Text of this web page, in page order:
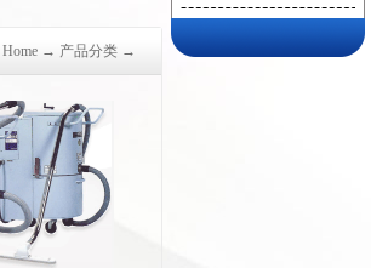
Home → 产品分类 →